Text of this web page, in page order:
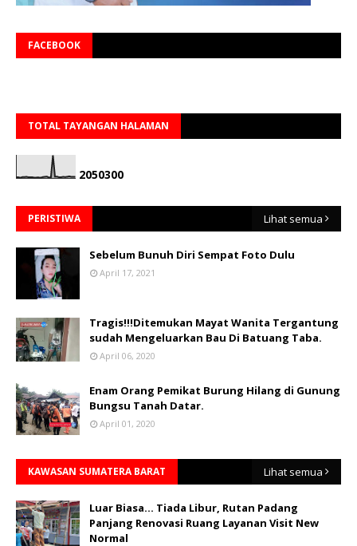
FACEBOOK
TOTAL TAYANGAN HALAMAN
2050300
PERISTIWA Lihat semua
Sebelum Bunuh Diri Sempat Foto Dulu
April 17, 2021
Tragis!!!Ditemukan Mayat Wanita Tergantung
sudah Mengeluarkan Bau Di Batuang Taba.
April 06, 2020
Enam Orang Pemikat Burung Hilang di Gunung
Bungsu Tanah Datar.
April 01, 2020
KAWASAN SUMATERA BARAT Lihat semua
Luar Biasa... Tiada Libur, Rutan Padang
Panjang Renovasi Ruang Layanan Visit New
Normal